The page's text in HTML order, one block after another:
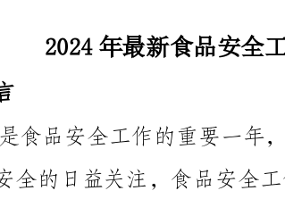
总结，以期为未来的食品安全工作提供参考和借鉴。